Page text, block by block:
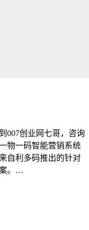
007创业网七哥，咨询
物一码智能营销系统
自利多码推出的针对
。…